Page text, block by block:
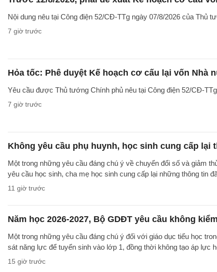
Nội dung nêu tại Công điện 52/CĐ-TTg ngày 07/8/2026 của Thủ
7 giờ trước
Hỏa tốc: Phê duyệt Kế hoạch cơ cấu lại vốn Nhà
Yêu cầu được Thủ tướng Chính phủ nêu tại Công điện 52/CĐ-
7 giờ trước
Không yêu cầu phụ huynh, học sinh cung cấp lại
Một trong những yêu cầu đáng chú ý về chuyển đổi số và giảm
yêu cầu học sinh, cha mẹ học sinh cung cấp lại những thông tin
11 giờ trước
Năm học 2026-2027, Bộ GDĐT yêu cầu không
Một trong những yêu cầu đáng chú ý đối với giáo dục tiểu học
sát năng lực để tuyển sinh vào lớp 1, đồng thời không tạo áp
15 giờ trước